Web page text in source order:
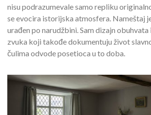
nisu podrazumevale samo repliku
se evocira istorijska atmosfera. Nameštaj
urađen po narudžbini. Sam dizajn
zvuka koji takođe dokumentuju život
čulima odvode posetioca u to doba.